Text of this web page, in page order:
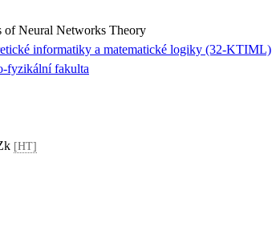
of Neural Networks Theory
informatiky a matematické logiky (32-KTIML)
fyzikální fakulta
[HT]